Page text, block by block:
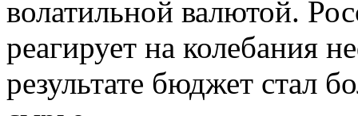
волатильной валютой.
реагирует на колебания
результате бюджет стал